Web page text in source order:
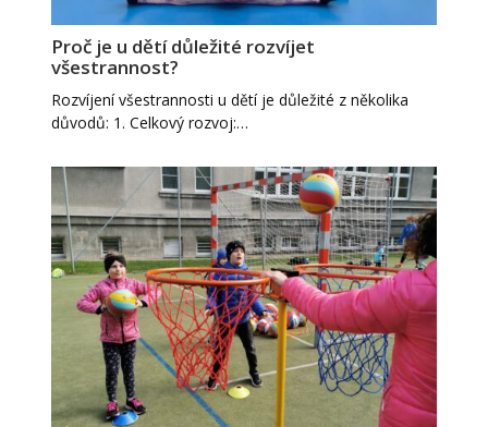
Proč je u dětí důležité rozvíjet
všestrannost?
Rozvíjení všestrannosti u dětí je důležité z několika
důvodů: 1. Celkový rozvoj:…